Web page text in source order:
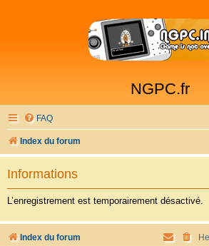
NGPC.fr
FAQ
Index du forum
Informations
L’enregistrement est temporairement désactivé.
Index du forum